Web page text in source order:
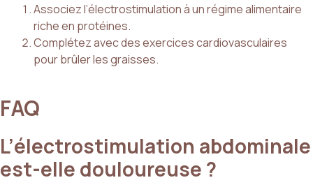
Associez l’électrostimulation à un régime alimentaire
riche en protéines.
Complétez avec des exercices cardiovasculaires
pour brûler les graisses.
FAQ
L’électrostimulation abdominale
est-elle douloureuse ?